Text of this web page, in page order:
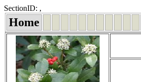
SectionID: ,
Home